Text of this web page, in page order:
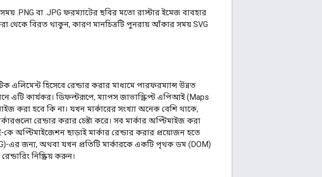
.PNG বা .JPG ফরম্যাটের ছবির মতো রাস্টার ইমেজ ব্যবহার
থেকে বিরত থাকুন, কারণ মানচিত্রটি পুনরায় আঁকার সময় SVG
হিসেবে রেন্ডার করার মাধ্যমে পারফরম্যান্স উন্নত
এটি কার্যকর। ডিফল্টরূপে, ম্যাপস জাভাস্ক্রিপ্ট এপিআই (Maps
করা হবে কি না। যখন মার্কারের সংখ্যা অনেক বেশি থাকে,
রেন্ডার করার চেষ্টা করে। সব মার্কার অপ্টিমাইজ করা
কে অপ্টিমাইজেশন ছাড়াই মার্কার রেন্ডার করার প্রয়োজন হতে
এর জন্য, অথবা যখন প্রতিটি মার্কারকে একটি পৃথক ডম (DOM)
নিষ্ক্রিয় করুন।